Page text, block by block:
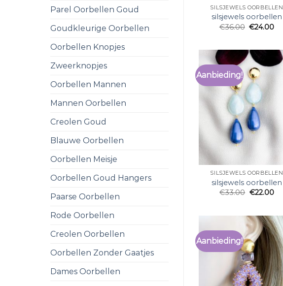
Parel Oorbellen Goud
Goudkleurige Oorbellen
Oorbellen Knopjes
Zweerknopjes
Oorbellen Mannen
Mannen Oorbellen
Creolen Goud
Blauwe Oorbellen
Oorbellen Meisje
Oorbellen Goud Hangers
Paarse Oorbellen
Rode Oorbellen
Creolen Oorbellen
Oorbellen Zonder Gaatjes
Dames Oorbellen
SILSJEWELS OORBELLEN
silsjewels oorbellen
€36.00 €24.00
Aanbieding!
SILSJEWELS OORBELLEN
silsjewels oorbellen
€33.00 €22.00
Aanbieding!